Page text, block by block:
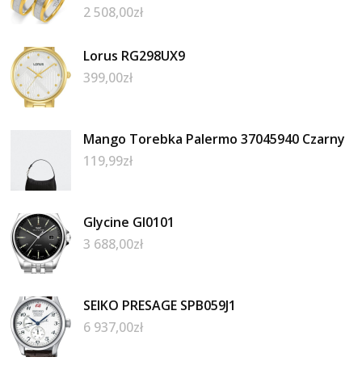
2 508,00zł
Lorus RG298UX9
399,00zł
Mango Torebka Palermo 37045940 Czarny
119,99zł
Glycine Gl0101
3 688,00zł
SEIKO PRESAGE SPB059J1
6 937,00zł